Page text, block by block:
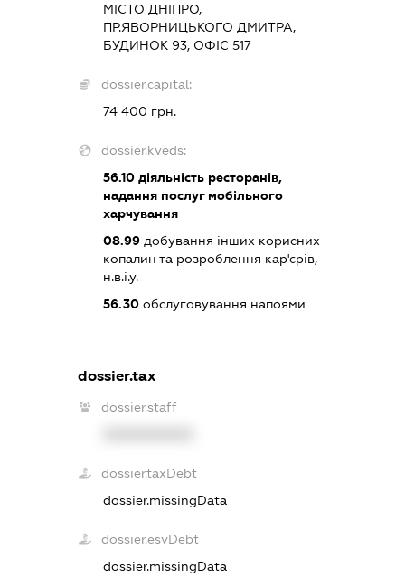
МІСТО ДНІПРО,
ПР.ЯВОРНИЦЬКОГО ДМИТРА,
БУДИНОК 93, ОФІС 517
dossier.capital:
74 400 грн.
dossier.kveds:
56.10 діяльність ресторанів,
надання послуг мобільного
харчування
08.99 добування інших корисних
копалин та розроблення кар'єрів,
н.в.і.у.
56.30 обслуговування напоями
dossier.tax
dossier.staff
dossier.taxDebt
dossier.missingData
dossier.esvDebt
dossier.missingData